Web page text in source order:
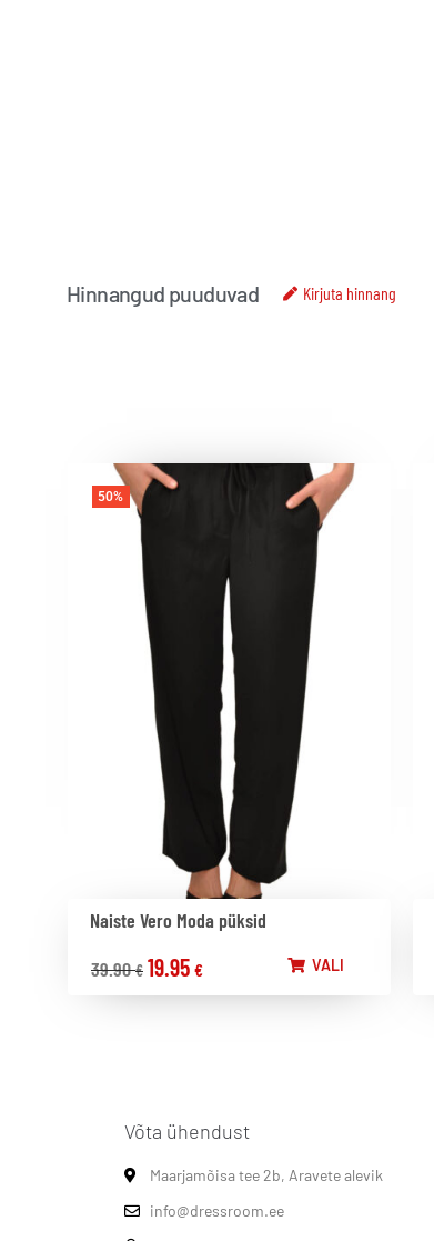
Hinnangud puuduvad Kirjuta hinnang
50%
Naiste Vero Moda püksid
39.90€ 19.95 € VALI
Võta ühendust
Maarjamõisa tee 2b, Aravete alevik
info@dressroom.ee